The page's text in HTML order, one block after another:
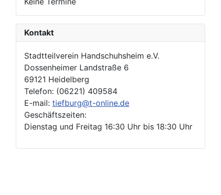
Kontakt
Stadtteilverein Handschuhsheim e.V.
Dossenheimer Landstraße 6
69121 Heidelberg
Telefon: (06221) 409584
E-mail: tiefburg@t-online.de
Geschäftszeiten:
Dienstag und Freitag 16:30 Uhr bis 18:30 Uhr